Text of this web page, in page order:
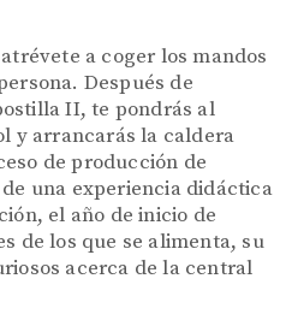
a coger los mandos
Después de
II, te pondrás al
y arrancarás la caldera
de producción de
una experiencia didáctica
el año de inicio de
de los que se alimenta, su
acerca de la central